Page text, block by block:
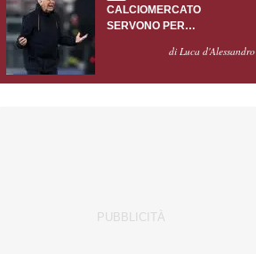
CALCIOMERCATO
SERVONO PER
GASPERINI?di Luca d'Alessandro